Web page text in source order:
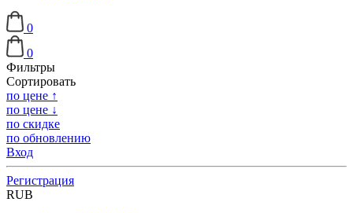
0
0
Фильтры
Сортировать
по цене ↑
по цене ↓
по скидке
по обновлению
Вход
Регистрация
RUB